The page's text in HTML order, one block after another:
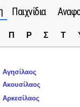
Παιχνίδια
Π Ρ Σ Τ
Αγησίλαος
Ακουσίλαος
Αρκεσίλαος